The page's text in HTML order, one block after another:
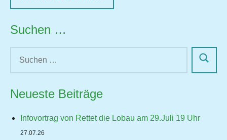
Suchen …
Neueste Beiträge
Infovortrag von Rettet die Lobau am 29.Juli 19 Uhr
27.07.26